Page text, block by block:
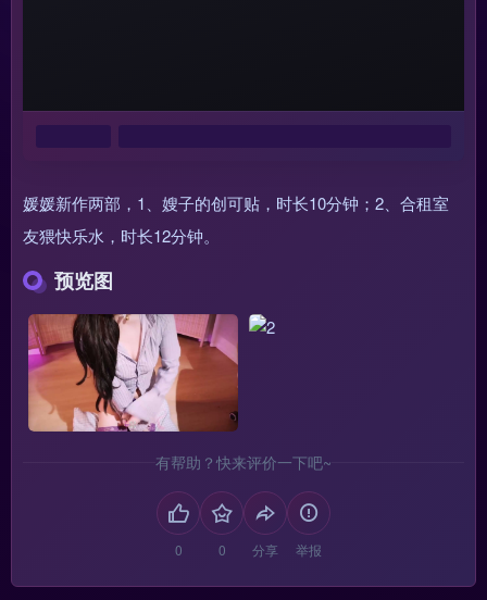
媛媛新作两部，1、嫂子的创可贴，时长10分钟；2、合租室
友猥快乐水，时长12分钟。
预览图
有帮助？快来评价一下吧~
分享 举报